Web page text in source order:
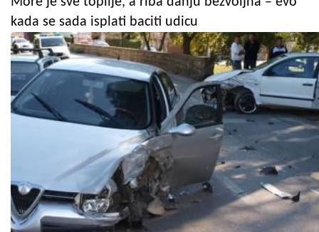
kada se sada isplati baciti udicu